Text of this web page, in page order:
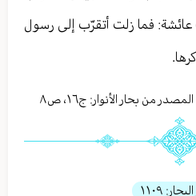
فما زلت أتقرّب إلى رسول
المصدر من بحار الأنوار: ج١٦، ص٨
١١٠٩